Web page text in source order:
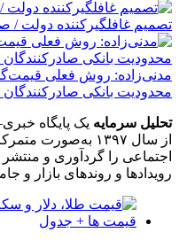
تصمیم غافلگیرکننده دولت /
مدنی‌زاده: روش فعلی
محدودیت بانکی
تحلیل سرمایه یک پایگاه
از سال ۱۳۹۷
اجتماعی را گردآوری و
رویدادها و روندهای بازار و